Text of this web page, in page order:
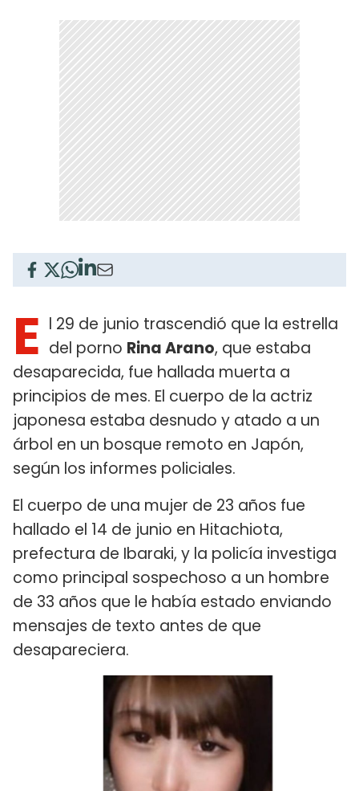
E l 29 de junio trascendió que la estrella
del porno Rina Arano, que estaba
desaparecida, fue hallada muerta a
principios de mes. El cuerpo de la actriz
japonesa estaba desnudo y atado a un
árbol en un bosque remoto en Japón,
según los informes policiales.
El cuerpo de una mujer de 23 años fue
hallado el 14 de junio en Hitachiota,
prefectura de Ibaraki, y la policía investiga
como principal sospechoso a un hombre
de 33 años que le había estado enviando
mensajes de texto antes de que
desapareciera.